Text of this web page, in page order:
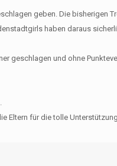
geben. Die bisherigen
haben daraus
geschlagen und ohne
Eltern für die tolle Unterstützung